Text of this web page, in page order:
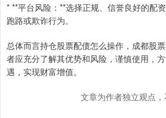
* **平台风险：**选择正规、信誉良好的配
跑路或欺诈行为。
总体而言持仓股票配债怎么操作，成都股
者应充分了解其优势和风险，谨慎使用，
遇，实现财富增值。
文章为作者独立观点